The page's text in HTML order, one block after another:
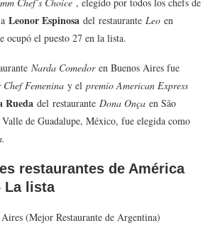
Leonor Espinosa del restaurante Leo en
ocupó el puesto 27 en la lista.
Narda Comedoren Buenos Aires fue
Femenina y el premio American Express
Rueda del restaurante Dona Onça en São
de Guadalupe, México, fue elegida como
restaurantes de América
La lista
(Mejor Restaurante de Argentina)